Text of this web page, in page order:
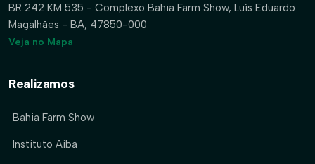
BR 242 KM 535 - Complexo Bahia Farm Show, Luís Eduardo
Magalhães - BA, 47850-000
Veja no Mapa
Realizamos
Bahia Farm Show
Instituto Aiba